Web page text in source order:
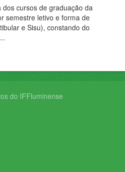
dos cursos de graduação da
semestre letivo e forma de
e Sisu), constando do
do IFFluminense